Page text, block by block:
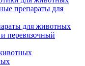
препараты для
для животных
перевязочный